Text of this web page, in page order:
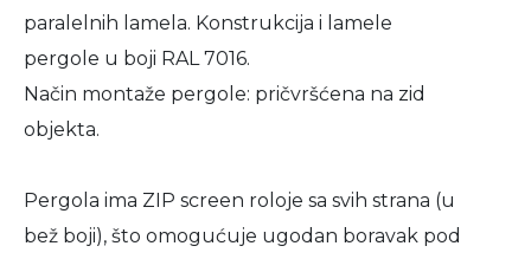
paralelnih lamela. Konstrukcija i lamele
pergole u boji RAL 7016.
Način montaže pergole: pričvršćena na zid
objekta.
Pergola ima ZIP screen roloje sa svih strana (u
bež boji), što omogućuje ugodan boravak pod